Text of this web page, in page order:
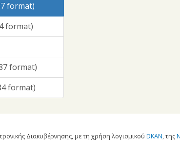
format)
format)
format)
format)
Διακυβέρνησης, με τη χρήση λογισμικού DKAN, της